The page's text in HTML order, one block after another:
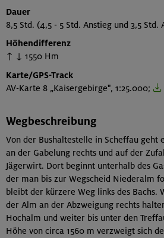
Dauer
8,5 Std. (4,5 - 5 Std. Anstieg und 3,5 Std.
Höhendifferenz
↑ ↓ 1550 Hm
Karte/GPS-Track
AV-Karte 8 „Kaisergebirge", 1:25.000;
Wegbeschreibung
Von der Bushaltestelle in Scheffau geht
an der Gabelung rechts und auf der
Jägerwirt. Dort beginnt unterhalb des
der man bis zur Wegscheid Niederalm
bleibt der kürzere Weg links des Bachs.
der Alm an der Abzweigung rechts
Hochalm und weiter bis unter den
Höhe von circa 1560 m verzweigt sich